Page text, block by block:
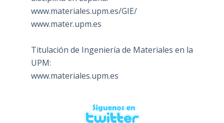
www.materiales.upm.es/GIE/
www.mater.upm.es
Titulación de Ingeniería de Materiales en la
UPM:
www.materiales.upm.es